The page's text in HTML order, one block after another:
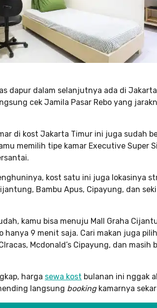
dapur dalam selanjutnya ada di
cek Jamila Pasar Rebo yang
di kost Jakarta Timur ini juga sudah
memilih tipe kamar Executive Super
kost satu ini juga lokasinya
Bambu Apus, Cipayung, dan
kamu bisa menuju Mall Graha
hanya 9 menit saja. Cari makan juga
Mcdonald’s Cipayung, dan
harga sewa kost bulanan ini nggak
langsung bookingkamarnya